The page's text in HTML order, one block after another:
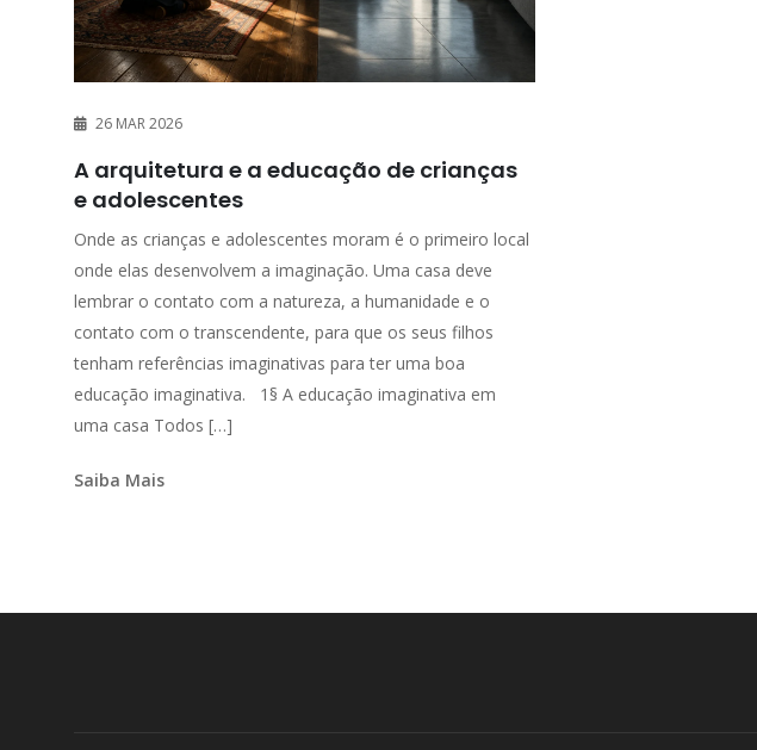
26 MAR 2026
A arquitetura e a educação de crianças
e adolescentes
Onde as crianças e adolescentes moram é o primeiro local
onde elas desenvolvem a imaginação. Uma casa deve
lembrar o contato com a natureza, a humanidade e o
contato com o transcendente, para que os seus filhos
tenham referências imaginativas para ter uma boa
educação imaginativa. 1§ A educação imaginativa em
uma casa Todos […]
Saiba Mais